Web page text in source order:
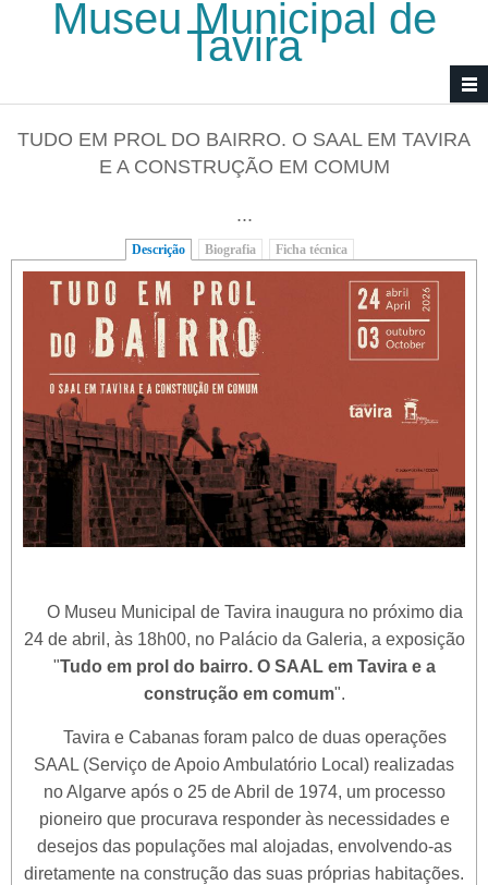
Passar para o conteúdo principal
Museu Municipal de
Tavira
TUDO EM PROL DO BAIRRO. O SAAL EM TAVIRA
E A CONSTRUÇÃO EM COMUM
...
Descrição (separador ativo)
Biografia Ficha técnica
O Museu Municipal de Tavira inaugura no próximo dia
24 de abril, às 18h00, no Palácio da Galeria, a exposição
"Tudo em prol do bairro. O SAAL em Tavira e a
construção em comum".
Tavira e Cabanas foram palco de duas operações
SAAL (Serviço de Apoio Ambulatório Local) realizadas
no Algarve após o 25 de Abril de 1974, um processo
pioneiro que procurava responder às necessidades e
desejos das populações mal alojadas, envolvendo-as
diretamente na construção das suas próprias habitações.